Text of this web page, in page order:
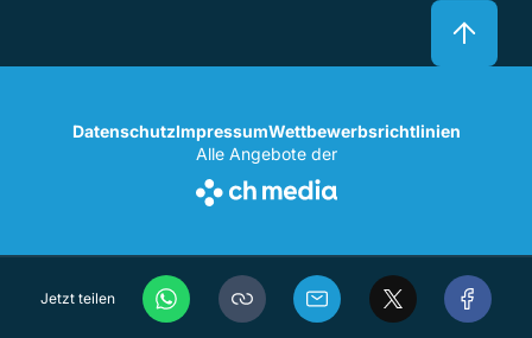
Jetzt teilen
DatenschutzImpressumWettbewerbsrichtlinien
Alle Angebote der